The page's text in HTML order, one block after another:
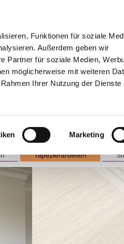
Funktionen für soziale
Außerdem geben wir
Partner für soziale Medien,
möglicherweise mit weiteren
Ihrer Nutzung der Dienste
Marketing
Impressum/Datenschutz
Tapezierarbeiten